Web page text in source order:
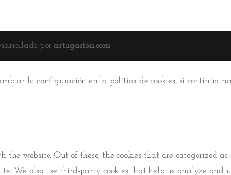
por artugaston.com
la configuración en la política de cookies, si continúa
website. Out of these, the cookies that are categorized as
We also use third-party cookies that help us analyze and